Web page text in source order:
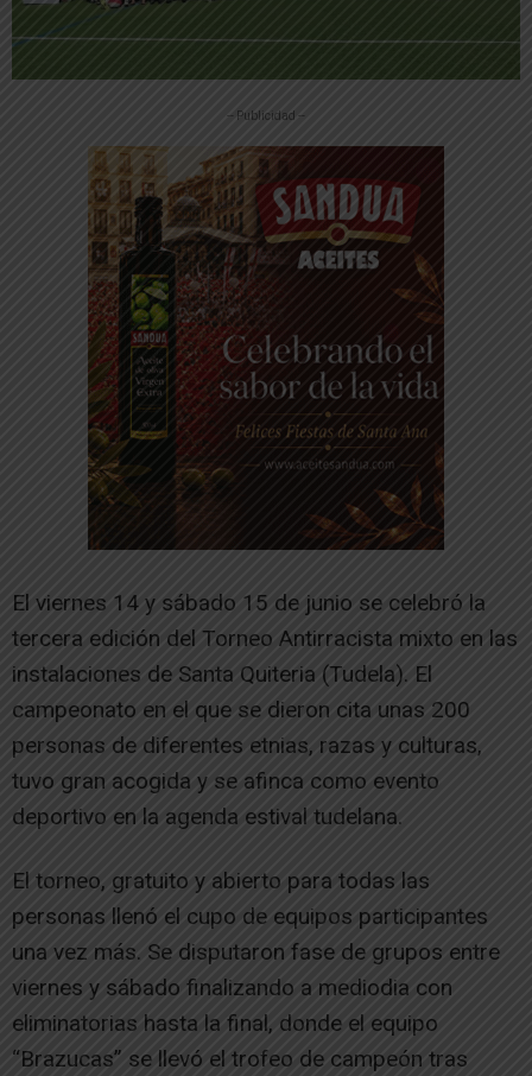
-- Publicidad --
El viernes 14 y sábado 15 de junio se celebró la
tercera edición del Torneo Antirracista mixto en las
instalaciones de Santa Quiteria (Tudela). El
campeonato en el que se dieron cita unas 200
personas de diferentes etnias, razas y culturas,
tuvo gran acogida y se afinca como evento
deportivo en la agenda estival tudelana.
El torneo, gratuito y abierto para todas las
personas llenó el cupo de equipos participantes
una vez más. Se disputaron fase de grupos entre
viernes y sábado finalizando a mediodia con
eliminatorias hasta la final, donde el equipo
“Brazucas” se llevó el trofeo de campeón tras